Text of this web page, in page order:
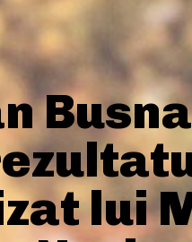
lui